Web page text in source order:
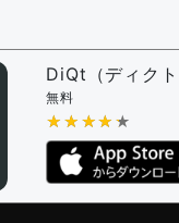
集権限を持つユーザ
する投票権限を持つ
要な投票数 -
DiQt（ディクト
無料
★★★★★
★★★★★